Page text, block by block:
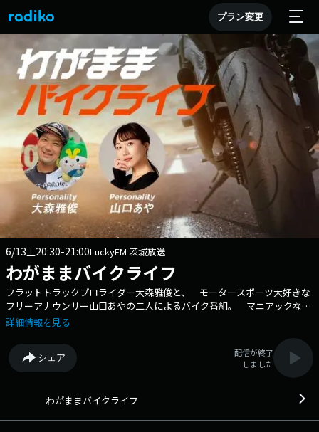
プラン変更
6/13土20:30-21:00LuckyFM 茨城放送
わがままバイクライフ
フラットトラックプロライダー大森雅俊と、 モータースポーツ大好きな
フリーアナウンサー山口あやの二人によるバイク番組。 マニアックなパ
ーツの話、最新バイク情報やツーリングスポットなど、 自由に、そし
けします！
詳細情報を見る
シェア
配信が終了
しました
わがままバイクライフ